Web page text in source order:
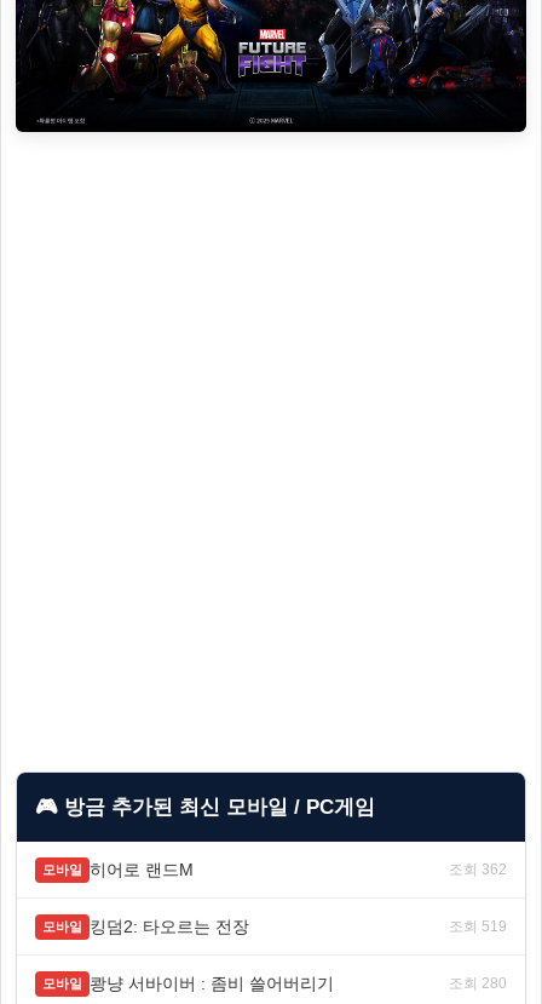
🎮 방금 추가된 최신 모바일 / PC게임
모바일 히어로 랜드M 조회 362
모바일 킹덤2: 타오르는 전장 조회 519
모바일 쾅냥 서바이버 : 좀비 쓸어버리기 조회 280